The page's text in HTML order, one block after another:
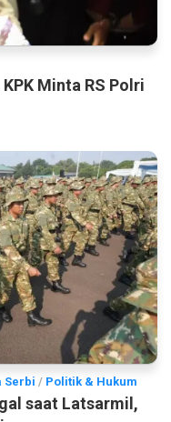
Minta RS Polri
Serbi / Politik & Hukum
saat Latsarmil,